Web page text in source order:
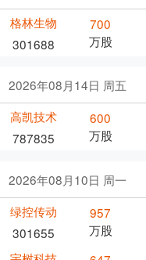
格林生物
301688
700
万股
2026年08月14日 周五
高凯技术
787835
600
万股
2026年08月10日 周一
绿控传动
301655
957
万股